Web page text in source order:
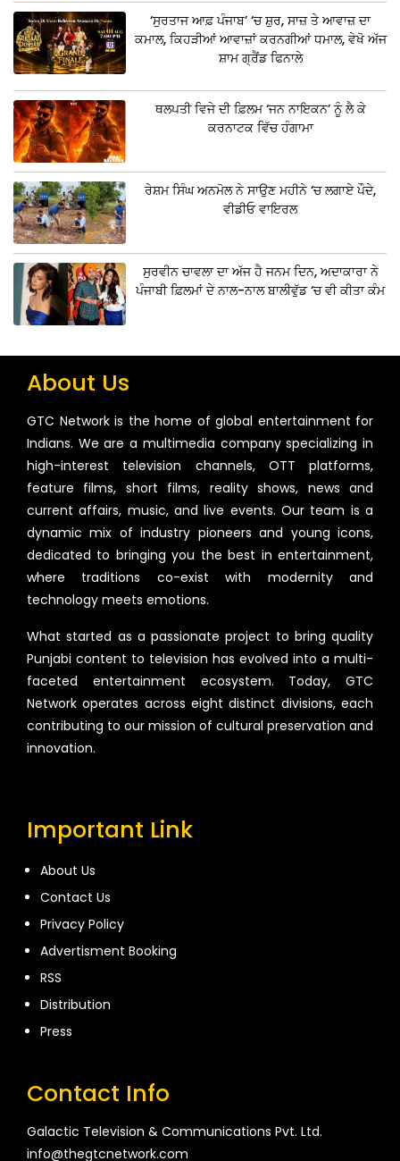
‘ਸੁਰਤਾਜ ਆਫ਼ ਪੰਜਾਬ’ ‘ਚ ਸ਼ੁਰ, ਸਾਜ਼ ਤੇ ਆਵਾਜ਼ ਦਾ
ਕਮਾਲ, ਕਿਹੜੀਆਂ ਆਵਾਜ਼ਾਂ ਕਰਨਗੀਆਂ ਧਮਾਲ, ਵੇਖੋ ਅੱਜ
ਸ਼ਾਮ ਗ੍ਰੈਂਡ ਫਿਨਾਲੇ
ਥਲਪਤੀ ਵਿਜੇ ਦੀ ਫ਼ਿਲਮ ‘ਜਨ ਨਾਇਕਨ’ ਨੂੰ ਲੈ ਕੇ
ਕਰਨਾਟਕ ਵਿੱਚ ਹੰਗਾਮਾ
ਰੇਸ਼ਮ ਸਿੰਘ ਅਨਮੋਲ ਨੇ ਸਾਉਣ ਮਹੀਨੇ ‘ਚ ਲਗਾਏ ਪੌਦੇ,
ਵੀਡੀਓ ਵਾਇਰਲ
ਸੁਰਵੀਨ ਚਾਵਲਾ ਦਾ ਅੱਜ ਹੈ ਜਨਮ ਦਿਨ, ਅਦਾਕਾਰਾ ਨੇ
ਪੰਜਾਬੀ ਫ਼ਿਲਮਾਂ ਦੇ ਨਾਲ-ਨਾਲ ਬਾਲੀਵੁੱਡ ‘ਚ ਵੀ ਕੀਤਾ ਕੰਮ
About Us
GTC Network is the home of global entertainment for
Indians. We are a multimedia company specializing in
high-interest television channels, OTT platforms,
feature films, short films, reality shows, news and
current affairs, music, and live events. Our team is a
dynamic mix of industry pioneers and young icons,
dedicated to bringing you the best in entertainment,
where traditions co-exist with modernity and
technology meets emotions.
What started as a passionate project to bring quality
Punjabi content to television has evolved into a multi-
faceted entertainment ecosystem. Today, GTC
Network operates across eight distinct divisions, each
contributing to our mission of cultural preservation and
innovation.
Important Link
About Us
Contact Us
Privacy Policy
Advertisment Booking
RSS
Distribution
Press
Contact Info
Galactic Television & Communications Pvt. Ltd.
info@thegtcnetwork.com